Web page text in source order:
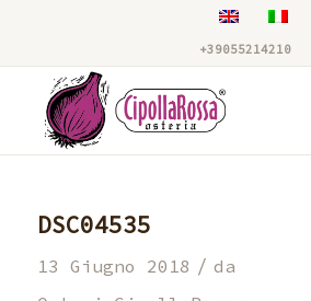
+39055214210
DSC04535
13 Giugno 2018 / da